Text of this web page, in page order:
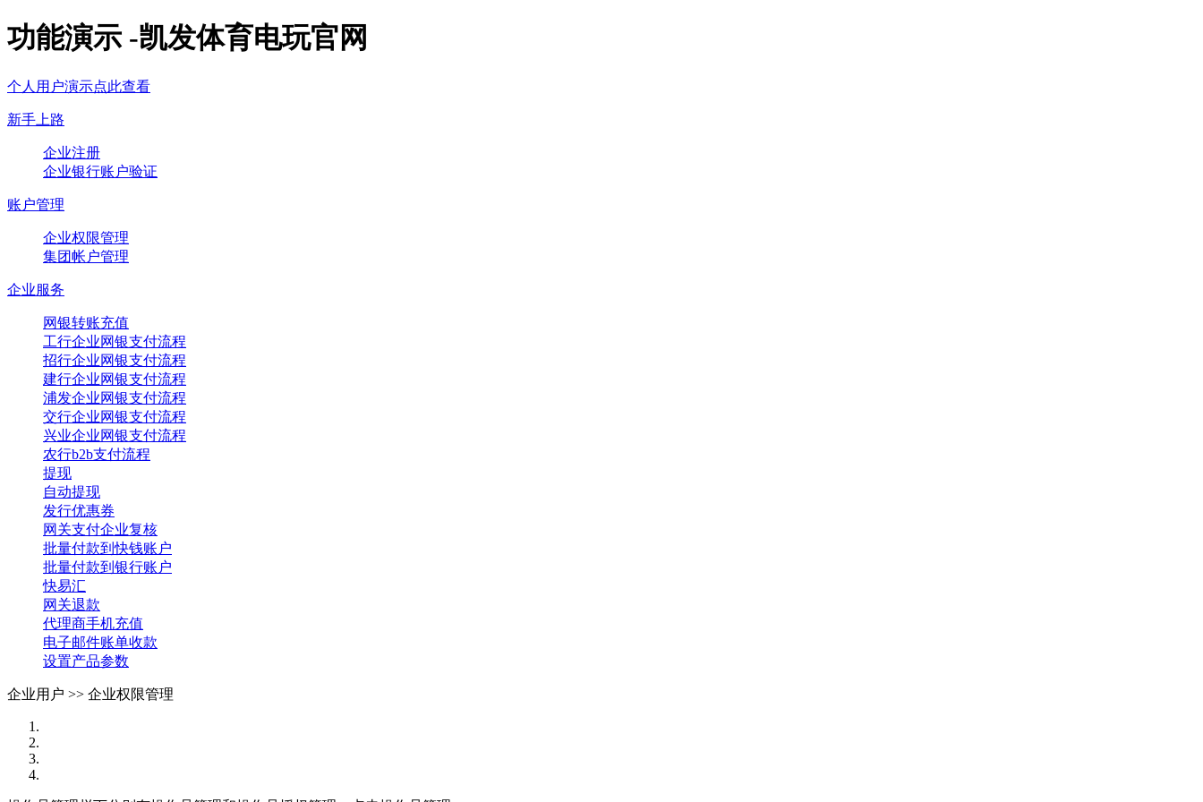
功能演示 -凯发体育电玩官网
个人用户演示点此查看
新手上路
企业注册
企业银行账户验证
账户管理
企业权限管理
集团帐户管理
企业服务
网银转账充值
工行企业网银支付流程
招行企业网银支付流程
建行企业网银支付流程
浦发企业网银支付流程
交行企业网银支付流程
兴业企业网银支付流程
农行b2b支付流程
提现
自动提现
发行优惠券
网关支付企业复核
批量付款到快钱账户
批量付款到银行账户
快易汇
网关退款
代理商手机充值
电子邮件账单收款
设置产品参数
企业用户 >> 企业权限管理